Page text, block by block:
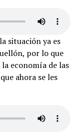
situación ya es
por lo que
economía de las
ahora se les